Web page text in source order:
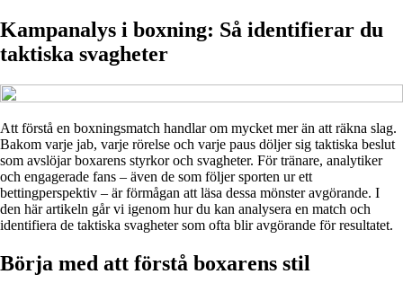
Kampanalys i boxning: Så identifierar du
taktiska svagheter
Att förstå en boxningsmatch handlar om mycket mer än att räkna slag.
Bakom varje jab, varje rörelse och varje paus döljer sig taktiska beslut
som avslöjar boxarens styrkor och svagheter. För tränare, analytiker
och engagerade fans – även de som följer sporten ur ett
bettingperspektiv – är förmågan att läsa dessa mönster avgörande. I
den här artikeln går vi igenom hur du kan analysera en match och
identifiera de taktiska svagheter som ofta blir avgörande för resultatet.
Börja med att förstå boxarens stil